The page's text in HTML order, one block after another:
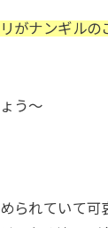
がナンギルの
う～
られていて